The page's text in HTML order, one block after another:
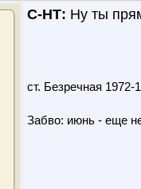
С-НТ: Ну ты
ст. Безречная
Забво: июнь - еще